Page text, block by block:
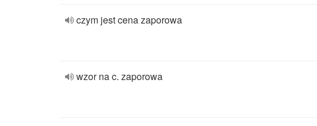
czym jest cena zaporowa
wzor na c. zaporowa